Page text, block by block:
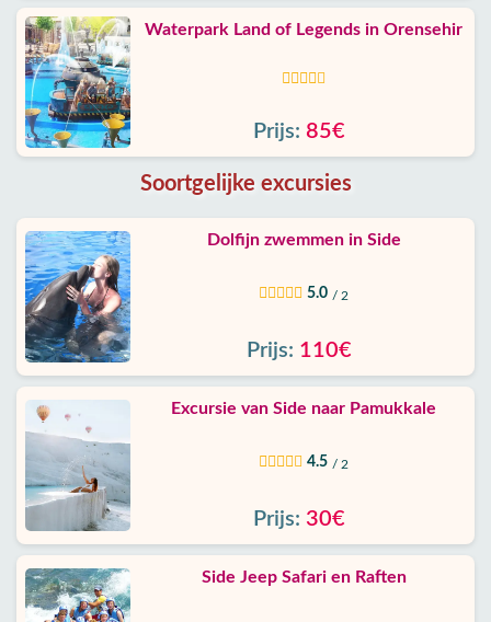
Waterpark Land of Legends in Orensehir
Prijs: 85€
Soortgelijke excursies
Dolfijn zwemmen in Side
5.0 / 2
Prijs: 110€
Excursie van Side naar Pamukkale
4.5 / 2
Prijs: 30€
Side Jeep Safari en Raften